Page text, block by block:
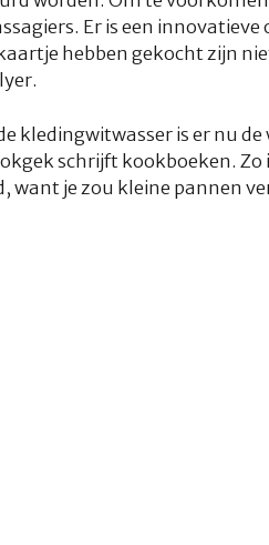
Er is een innovatieve
hebben gekocht zijn
kledingwitwasser is er nu
schrijft kookboeken. Zo
want je zou kleine pannen